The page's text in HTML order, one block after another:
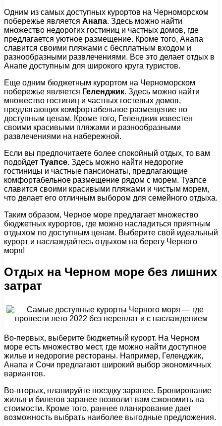
Одним из самых доступных курортов на Черноморском
побережье является Анапа. Здесь можно найти
множество недорогих гостиниц и частных домов, где
предлагается уютное размещение. Кроме того, Анапа
славится своими пляжами с бесплатным входом и
разнообразными развлечениями. Все это делает отдых в
Анапе доступным для широкого круга туристов.
Еще одним бюджетным курортом на Черноморском
побережье является Геленджик. Здесь можно найти
множество гостиниц и частных гостевых домов,
предлагающих комфортабельное размещение по
доступным ценам. Кроме того, Геленджик известен
своими красивыми пляжами и разнообразными
развлечениями на набережной.
Если вы предпочитаете более спокойный отдых, то вам
подойдет Туапсе. Здесь можно найти недорогие
гостиницы и частные пансионаты, предлагающие
комфортабельное размещение рядом с морем. Туапсе
славится своими красивыми пляжами и чистым морем,
что делает его отличным выбором для семейного отдыха.
Таким образом, Черное море предлагает множество
бюджетных курортов, где можно насладиться приятным
отдыхом по доступным ценам. Выберите свой идеальный
курорт и наслаждайтесь отдыхом на берегу Черного
моря!
Отдых на Черном море без лишних
затрат
Во-первых, выберите бюджетный курорт. На Черном
море есть множество мест, где можно найти доступное
жилье и недорогие рестораны. Например, Геленджик,
Анапа и Сочи предлагают широкий выбор экономичных
вариантов.
Во-вторых, планируйте поездку заранее. Бронирование
жилья и билетов заранее позволит вам сэкономить на
стоимости. Кроме того, раннее планирование дает
возможность выбрать наиболее выгодные предложения.